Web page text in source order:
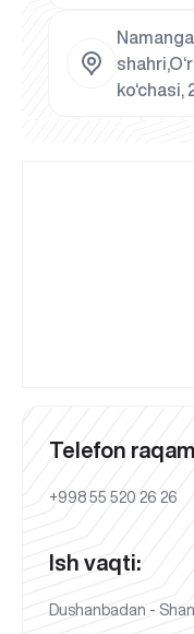
ko‘chasi,
Telefon
+998 55 520 26 26
Ish vaqti:
Dushanbadan -